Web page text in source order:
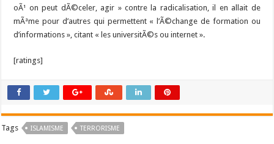
oÃ¹ on peut dÃ©celer, agir » contre la radicalisation, il en allait de
mÃªme pour d’autres qui permettent « l’Ã©change de formation ou
d’informations », citant « les universitÃ©s ou internet ».
[ratings]
Tags ISLAMISME TERRORISME